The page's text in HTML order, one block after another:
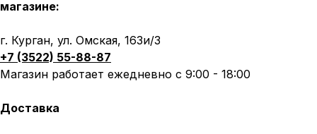
магазине:
г. Курган, ул. Омская, 163и/3
+7 (3522) 55-88-87
Магазин работает ежедневно с 9:00 - 18:00
Доставка